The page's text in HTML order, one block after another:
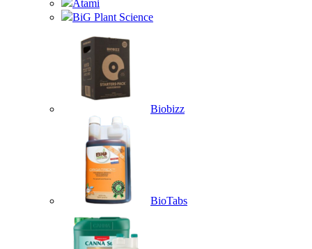
Atami
BiG Plant Science
Biobizz
BioTabs